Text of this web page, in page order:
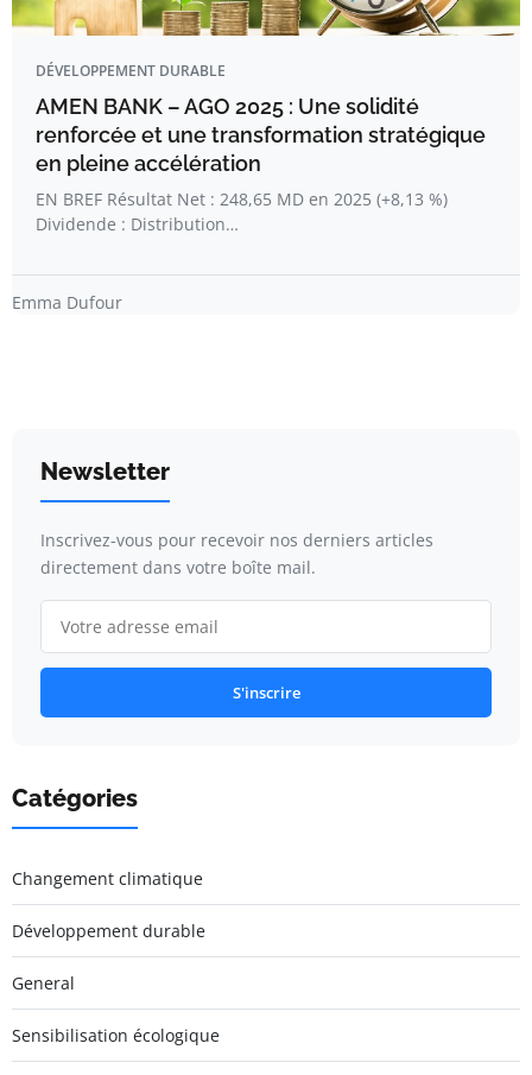
DÉVELOPPEMENT DURABLE
AMEN BANK – AGO 2025 : Une solidité
renforcée et une transformation stratégique
en pleine accélération
EN BREF Résultat Net : 248,65 MD en 2025 (+8,13 %)
Dividende : Distribution…
Emma Dufour
Newsletter
Inscrivez-vous pour recevoir nos derniers articles
directement dans votre boîte mail.
S'inscrire
Catégories
Changement climatique
Développement durable
General
Sensibilisation écologique